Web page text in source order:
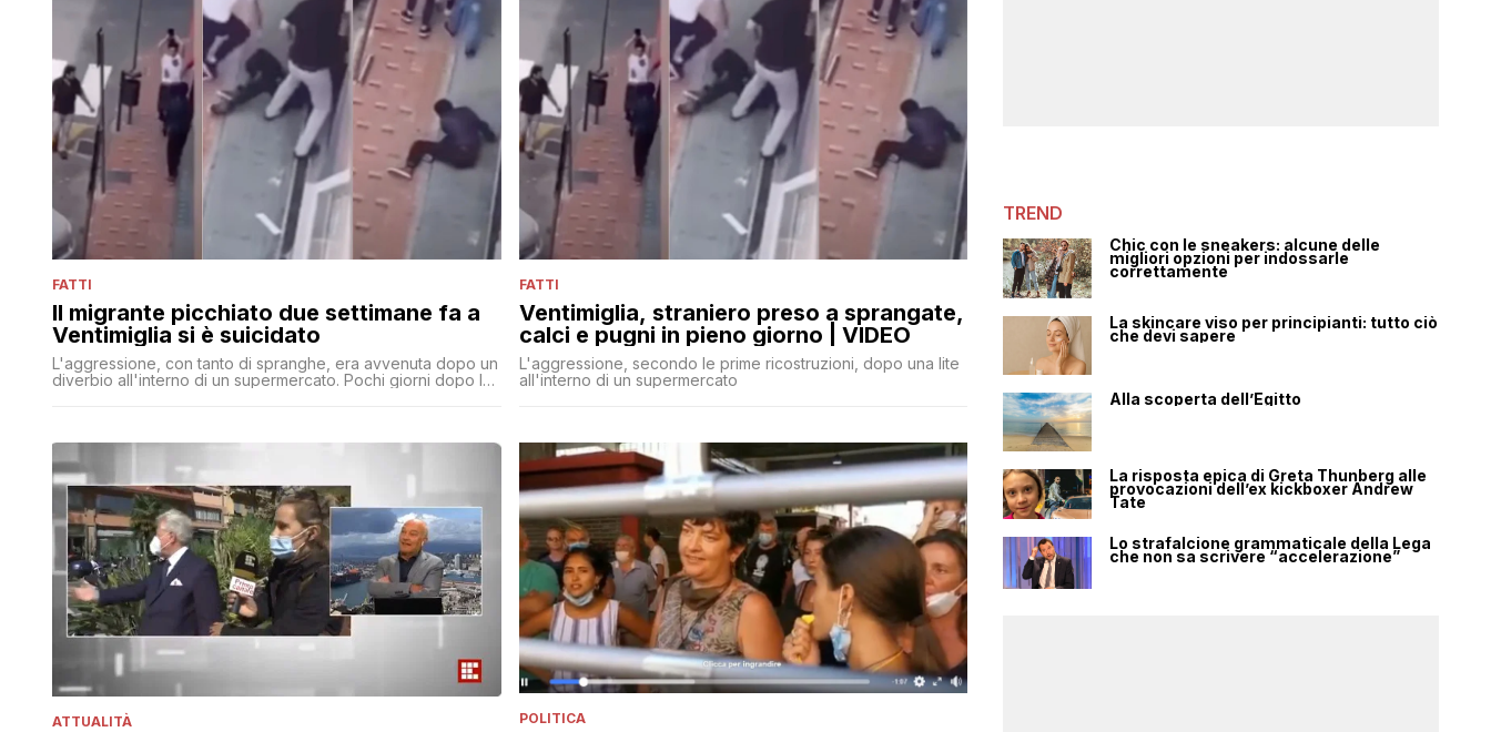
FATTI
Il migrante picchiato due settimane fa a
Ventimiglia si è suicidato
L'aggressione, con tanto di spranghe, era avvenuta dopo un
diverbio all'interno di un supermercato. Pochi giorni dopo le
FATTI
Ventimiglia, straniero preso a sprangate,
calci e pugni in pieno giorno | VIDEO
L'aggressione, secondo le prime ricostruzioni, dopo una lite
all'interno di un supermercato
ATTUALITÀ POLITICA
TREND
Chic con le sneakers: alcune delle
migliori opzioni per indossarle
correttamente
La skincare viso per principianti: tutto ciò
che devi sapere
Alla scoperta dell’Egitto
La risposta epica di Greta Thunberg alle
provocazioni dell’ex kickboxer Andrew
Tate
Lo strafalcione grammaticale della Lega
che non sa scrivere “accelerazione”